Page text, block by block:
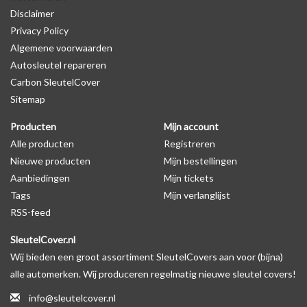
autosleutel behuizing wel zichtbaar is. U kunt dit zelf nagaan door
op de productfoto te kijken of er een logo zichtbaar is.
Levering
Voor 16:00 besteld = Dezelfde dag verzonden
Verzending naar België: 1/3 werkdagen
Specificaties
Merk: SleutelCover
Geschikt voor: Volkswagen
Gewicht: 20g
Materiaal: Siliconen
Geschikt voor o.a. de volgende modellen:
* Afhankelijk van het bouwjaar
voorbeeld in de productfoto's
Disclaimer
Privacy Policy
Algemene voorwaarden
Autosleutel repareren
Carbon SleutelCover
Sitemap
Producten
Alle producten
Nieuwe producten
Aanbiedingen
Tags
RSS-feed
Mijn account
Registreren
Mijn bestellingen
Mijn tickets
Mijn verlanglijst
SleutelCover.nl
Wij bieden een groot assortiment SleutelCovers aan voor (bijna)
alle automerken. Wij produceren regelmatig nieuwe sleutel covers!
info@sleutelcover.nl